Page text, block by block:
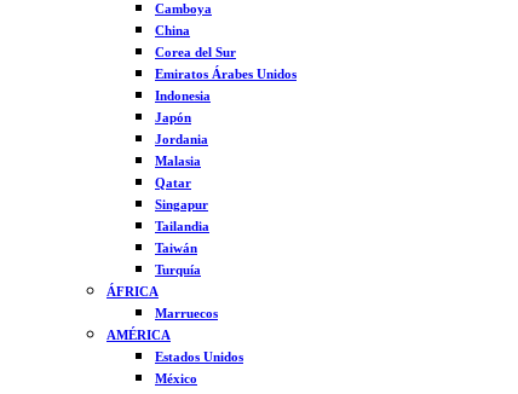
Camboya
China
Corea del Sur
Emiratos Árabes Unidos
Indonesia
Japón
Jordania
Malasia
Qatar
Singapur
Tailandia
Taiwán
Turquía
ÁFRICA
Marruecos
AMÉRICA
Estados Unidos
México